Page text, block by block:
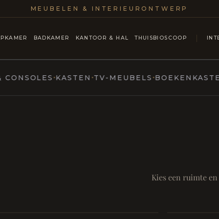
MEUBELEN & INTERIEURONTWERP
BADKAMER KANTOOR & HAL THUISBIOSCOOP
KASTEN TV-MEUBELS BOEKENKASTEN
Kies een ruimte